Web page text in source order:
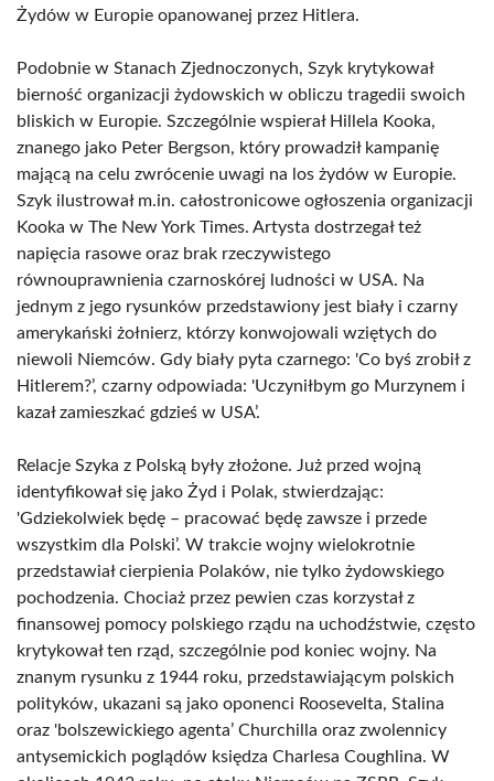
Żydów w Europie opanowanej przez Hitlera.
Podobnie w Stanach Zjednoczonych, Szyk krytykował
bierność organizacji żydowskich w obliczu tragedii swoich
bliskich w Europie. Szczególnie wspierał Hillela Kooka,
znanego jako Peter Bergson, który prowadził kampanię
mającą na celu zwrócenie uwagi na los żydów w Europie.
Szyk ilustrował m.in. całostronicowe ogłoszenia organizacji
Kooka w The New York Times. Artysta dostrzegał też
napięcia rasowe oraz brak rzeczywistego
równouprawnienia czarnoskórej ludności w USA. Na
jednym z jego rysunków przedstawiony jest biały i czarny
amerykański żołnierz, którzy konwojowali wziętych do
niewoli Niemców. Gdy biały pyta czarnego: 'Co byś zrobił z
Hitlerem?’, czarny odpowiada: 'Uczyniłbym go Murzynem i
kazał zamieszkać gdzieś w USA’.
Relacje Szyka z Polską były złożone. Już przed wojną
identyfikował się jako Żyd i Polak, stwierdzając:
'Gdziekolwiek będę – pracować będę zawsze i przede
wszystkim dla Polski’. W trakcie wojny wielokrotnie
przedstawiał cierpienia Polaków, nie tylko żydowskiego
pochodzenia. Chociaż przez pewien czas korzystał z
finansowej pomocy polskiego rządu na uchodźstwie, często
krytykował ten rząd, szczególnie pod koniec wojny. Na
znanym rysunku z 1944 roku, przedstawiającym polskich
polityków, ukazani są jako oponenci Roosevelta, Stalina
oraz 'bolszewickiego agenta’ Churchilla oraz zwolennicy
antysemickich poglądów księdza Charlesa Coughlina. W